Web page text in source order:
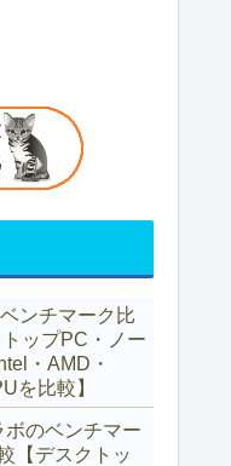
ンチマーク比
ップPC・ノー
・AMD・
を比較】
のベンチマー
【デスクトッ